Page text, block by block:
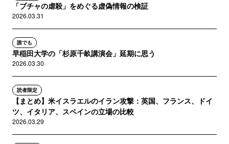
「ブチャの虐殺」をめぐる虚偽情報の検証
2026.03.31
誰でも
早稲田大学の「杉原千畝講演会」延期に思う
2026.03.30
読者限定
【まとめ】米イスラエルのイラン攻撃：英国、フランス、ドイ
ツ、イタリア、スペインの立場の比較
2026.03.29